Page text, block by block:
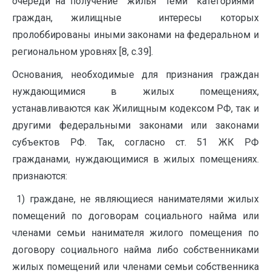
граждан, жилищные ‏ㅤ интересы которых
пролоббированы иными законами на федеральном и
региональном уровнях [8, с.39].
Основания, необходимые для признания граждан
нуждающимися в жилых помещениях,
устанавливаются как Жилищным кодексом РФ, так и
другими федеральными законами или законами
субъектов РФ. Так, согласно ст. 51 ЖК РФ
гражданами, нуждающимися в жилых помещениях.
признаются:
1) граждане, не являющиеся нанимателями жилых
помещений по договорам социального найма или
членами семьи нанимателя жилого помещения по
договору социального найма либо собственниками
жилых помещений или членами семьи собственника